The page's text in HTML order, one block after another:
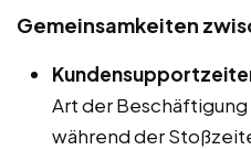
Gemeinsamkeiten
Art der
während der